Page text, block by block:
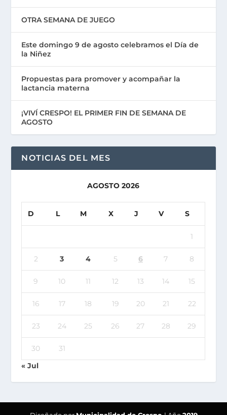
OTRA SEMANA DE JUEGO
Este domingo 9 de agosto celebramos el Día de
la Niñez
Propuestas para promover y acompañar la
lactancia materna
¡VIVÍ CRESPO! EL PRIMER FIN DE SEMANA DE
AGOSTO
NOTICIAS DEL MES
AGOSTO 2026
D L M X J V S
1
2 3 4 5 6 7 8
9 10 11 12 13 14 15
16 17 18 19 20 21 22
23 24 25 26 27 28 29
30
31
« Jul